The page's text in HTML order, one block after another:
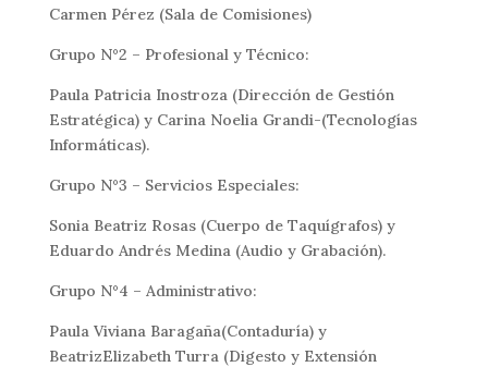
Carmen Pérez (Sala de Comisiones)
Grupo N°2 – Profesional y Técnico:
Paula Patricia Inostroza (Dirección de Gestión
Estratégica) y Carina Noelia Grandi-(Tecnologías
Informáticas).
Grupo N°3 – Servicios Especiales:
Sonia Beatriz Rosas (Cuerpo de Taquígrafos) y
Eduardo Andrés Medina (Audio y Grabación).
Grupo N°4 – Administrativo:
Paula Viviana Baragaña(Contaduría) y
BeatrizElizabeth Turra (Digesto y Extensión